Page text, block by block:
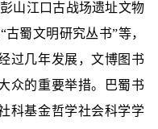
山江口古战场遗址文物
蜀文明研究丛书”等，
过几年发展，文博图书
众的重要举措。巴蜀书
科基金哲学社会科学学